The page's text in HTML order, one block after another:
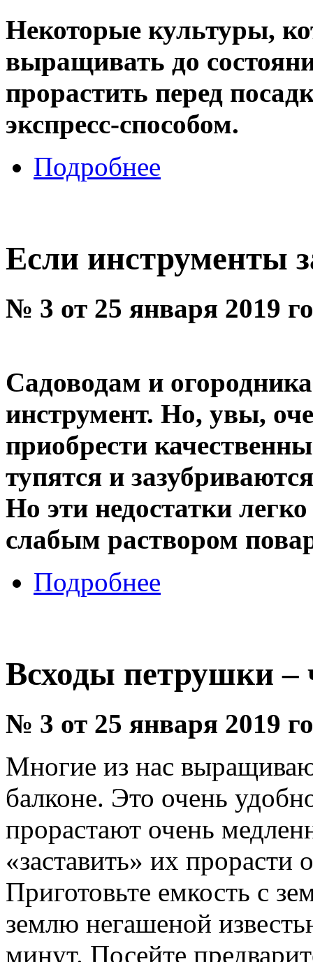
Некоторые культуры,
выращивать до
прорастить перед
экспресс-способом.
Подробнее
Если инструменты
№ 3 от 25 января 2019
Садоводам и
инструмент. Но, увы,
приобрести
тупятся и
Но эти недостатки
слабым раствором
Подробнее
Всходы петрушки –
№ 3 от 25 января 2019
Многие из нас
балконе. Это очень
прорастают очень
«заставить» их прорасти
Приготовьте емкость с
землю негашеной
минут. Посейте